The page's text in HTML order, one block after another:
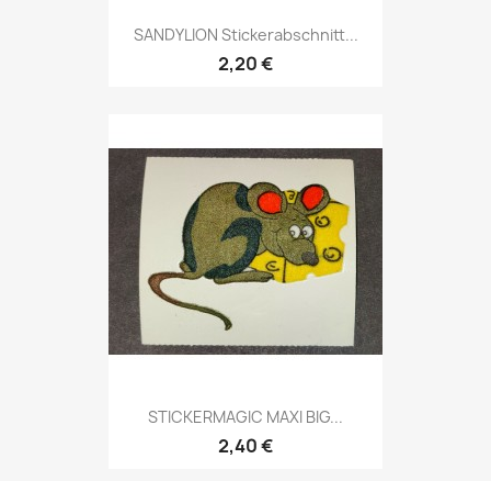
SANDYLION Stickerabschnitt...
2,20 €
STICKERMAGIC MAXI BIG...
2,40 €